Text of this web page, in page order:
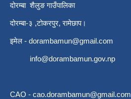
दोरम्बा शैलुङ गाउँपालिका
दोरम्बा-३ ,टोकरपुर, रामेछाप।
इमेल - dorambamun@gmail.com
info@dorambamun.gov.np
CAO - cao.dorambamun@gmail.com